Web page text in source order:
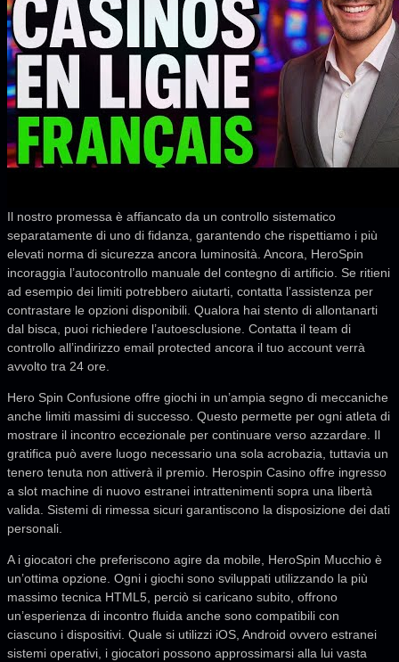
Il nostro promessa è affiancato da un controllo sistematico
separatamente di uno di fidanza, garantendo che rispettiamo i più
elevati norma di sicurezza ancora luminosità. Ancora, HeroSpin
incoraggia l’autocontrollo manuale del contegno di artificio. Se ritieni
ad esempio dei limiti potrebbero aiutarti, contatta l’assistenza per
contrastare le opzioni disponibili. Qualora hai stento di allontanarti
dal bisca, puoi richiedere l’autoesclusione. Contatta il team di
controllo all’indirizzo email protected ancora il tuo account verrà
avvolto tra 24 ore.
Hero Spin Confusione offre giochi in un’ampia segno di meccaniche
anche limiti massimi di successo. Questo permette per ogni atleta di
mostrare il incontro eccezionale per continuare verso azzardare. Il
gratifica può avere luogo necessario una sola acrobazia, tuttavia un
tenero tenuta non attiverà il premio. Herospin Casino offre ingresso
a slot machine di nuovo estranei intrattenimenti sopra una libertà
valida. Sistemi di rimessa sicuri garantiscono la disposizione dei dati
personali.
A i giocatori che preferiscono agire da mobile, HeroSpin Mucchio è
un’ottima opzione. Ogni i giochi sono sviluppati utilizzando la più
massimo tecnica HTML5, perciò si caricano subito, offrono
un’esperienza di incontro fluida anche sono compatibili con
ciascuno i dispositivi. Quale si utilizzi iOS, Android ovvero estranei
sistemi operativi, i giocatori possono approssimarsi alla lui vasta